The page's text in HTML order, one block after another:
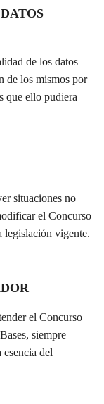
de los datos
de los mismos por
que ello pudiera
situaciones no
el Concurso
legislación vigente.
el Concurso
siempre
del